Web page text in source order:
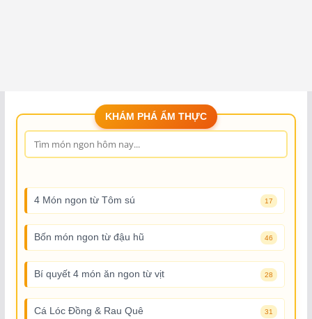
KHÁM PHÁ ẨM THỰC
4 Món ngon từ Tôm sú 17
Bốn món ngon từ đậu hũ 46
Bí quyết 4 món ăn ngon từ vịt 28
Cá Lóc Đồng & Rau Quê 31